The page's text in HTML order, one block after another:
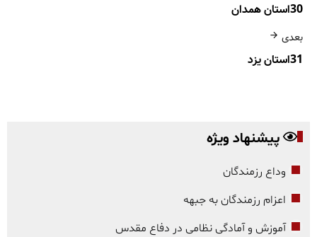
30استان همدان
بعدی
31استان یزد
پیشنهاد ویژه
وداع رزمندگان
اعزام رزمندگان به جبهه
آموزش و آمادگی نظامی در دفاع مقدس